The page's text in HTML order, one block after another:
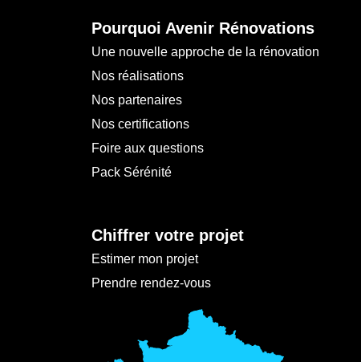
Pourquoi Avenir Rénovations
Une nouvelle approche de la rénovation
Nos réalisations
Nos partenaires
Nos certifications
Foire aux questions
Pack Sérénité
Chiffrer votre projet
Estimer mon projet
Prendre rendez-vous